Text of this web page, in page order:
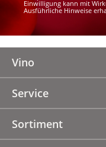
Einwilligung kann mit
Ausführliche Hinweise
Vino
Service
Sortiment